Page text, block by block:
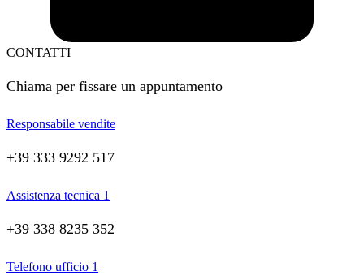
CONTATTI
Chiama per fissare un appuntamento
Responsabile vendite
+39 333 9292 517
Assistenza tecnica 1
+39 338 8235 352
Telefono ufficio 1